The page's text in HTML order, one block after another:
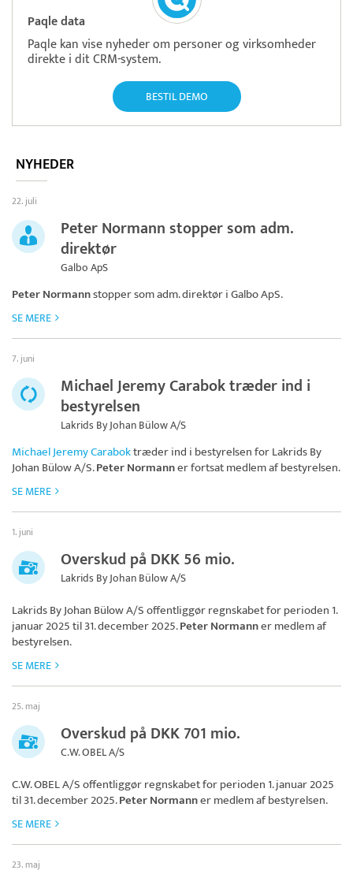
Paqle data
Paqle kan vise nyheder om personer og virksomheder
direkte i dit CRM-system.
BESTIL DEMO
NYHEDER
22. juli
Peter Normann stopper som adm.
direktør
Galbo ApS
Peter Normannstopper som adm. direktør iGalbo ApS.
SE MERE
7. juni
Michael Jeremy Carabok træder ind i
bestyrelsen
Lakrids By Johan Bülow A/S
Michael Jeremy Caraboktræder ind i bestyrelsen forLakrids By
Johan Bülow A/S.Peter Normanner fortsat medlem af bestyrelsen.
SE MERE
1. juni
Overskud på DKK 56 mio.
Lakrids By Johan Bülow A/S
Lakrids By Johan Bülow A/Soffentliggør regnskabet for perioden 1.
januar 2025 til 31. december 2025.Peter Normanner medlem af
bestyrelsen.
SE MERE
25. maj
Overskud på DKK 701 mio.
C.W. OBEL A/S
C.W. OBEL A/Soffentliggør regnskabet for perioden 1. januar 2025
til 31. december 2025.Peter Normanner medlem af bestyrelsen.
SE MERE
23. maj